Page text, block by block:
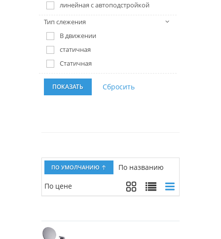
линейная с автоподстройкой
Тип слежения
В движении
статичная
Статичная
ПО УМОЛЧАНИЮ
По названию
По цене